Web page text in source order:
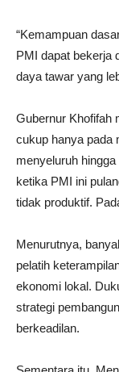
“Kemampuan
PMI dapat bekerja
daya tawar yang
Gubernur Khofifah
cukup hanya pada
menyeluruh
ketika PMI ini
tidak produktif.
Menurutnya,
pelatih
ekonomi lokal.
strategi
berkeadilan.